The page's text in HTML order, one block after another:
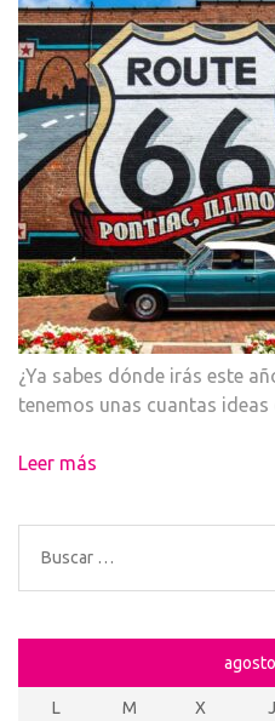
¿Ya sabes dónde irás este
tenemos unas cuantas
Leer más
Buscar:
L M X J